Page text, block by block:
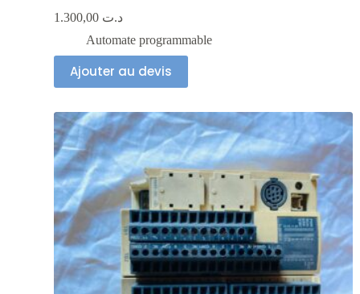
د.ت 1.300,00
Automate programmable
Ajouter au devis